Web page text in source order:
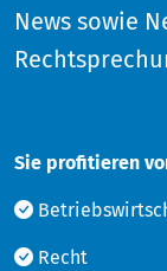
News sowie
Sie profitieren
Recht